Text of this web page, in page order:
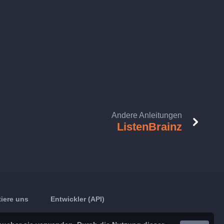
Andere Anleitungen
ListenBrainz
uns Entwickler (API)